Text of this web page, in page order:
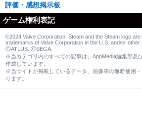
評価・感想掲示板
ゲーム権利表記
©2024 Valve Corporation. Steam and the Steam logo
trademarks of Valve Corporation in the U.S. and/or other
ⒸATLUS. ⒸSEGA.
※当カテゴリ内のすべての記事は、AppMedia編集部及
作成しています。
※当サイトが掲載しているデータ、画像等の無断使用
ります。